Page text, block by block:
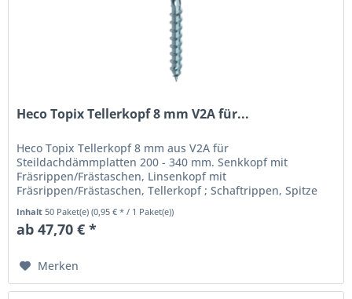
Heco Topix Tellerkopf 8 mm V2A für...
Heco Topix Tellerkopf 8 mm aus V2A für
Steildachdämmplatten 200 - 340 mm. Senkkopf mit
Fräsrippen/Frästaschen, Linsenkopf mit
Fräsrippen/Frästaschen, Tellerkopf ; Schaftrippen, Spitze
Inhalt50 Paket(e)(0,95 € * / 1 Paket(e))
ab 47,70 € *
Merken